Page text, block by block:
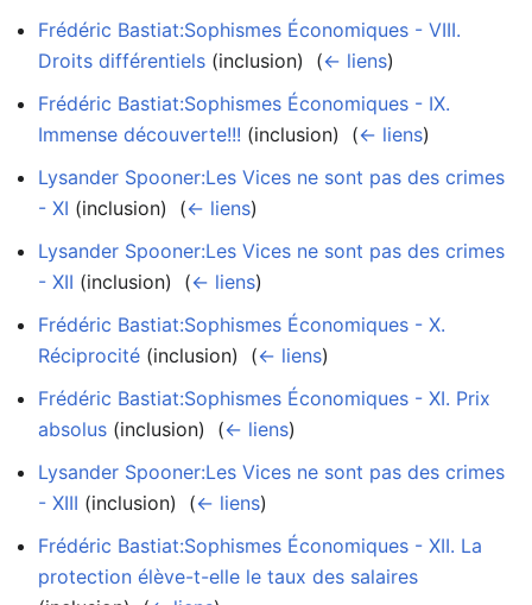
Frédéric Bastiat:Sophismes Économiques - VIII.
Droits différentiels (inclusion) ‎ (← liens)
Frédéric Bastiat:Sophismes Économiques - IX.
Immense découverte!!! (inclusion) ‎ (← liens)
Lysander Spooner:Les Vices ne sont pas des crimes
- XI (inclusion) ‎ (← liens)
Lysander Spooner:Les Vices ne sont pas des crimes
- XII (inclusion) ‎ (← liens)
Frédéric Bastiat:Sophismes Économiques - X.
Réciprocité (inclusion) ‎ (← liens)
Frédéric Bastiat:Sophismes Économiques - XI. Prix
absolus (inclusion) ‎ (← liens)
Lysander Spooner:Les Vices ne sont pas des crimes
- XIII (inclusion) ‎ (← liens)
Frédéric Bastiat:Sophismes Économiques - XII. La
protection élève-t-elle le taux des salaires